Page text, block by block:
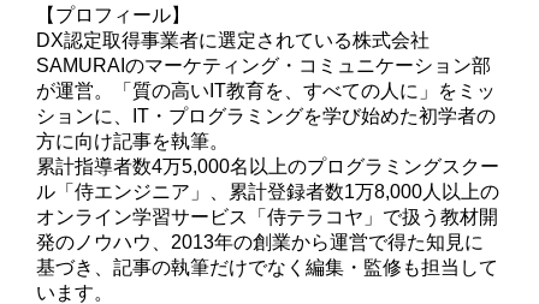
【プロフィール】
DX認定取得事業者に選定されている株式会社
SAMURAIのマーケティング・コミュニケーション部
が運営。「質の高いIT教育を、すべての人に」をミッ
ションに、IT・プログラミングを学び始めた初学者の
方に向け記事を執筆。
累計指導者数4万5,000名以上のプログラミングスクー
ル「侍エンジニア」、累計登録者数1万8,000人以上の
オンライン学習サービス「侍テラコヤ」で扱う教材開
発のノウハウ、2013年の創業から運営で得た知見に
基づき、記事の執筆だけでなく編集・監修も担当して
います。